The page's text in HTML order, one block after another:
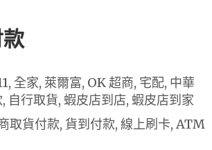
全家, 萊爾富, OK 超商, 宅配, 中華
自行取貨, 蝦皮店到店, 蝦皮店到家
取貨付款, 貨到付款, 線上刷卡, ATM